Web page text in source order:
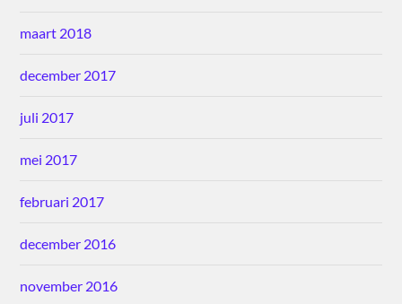
maart 2018
december 2017
juli 2017
mei 2017
februari 2017
december 2016
november 2016